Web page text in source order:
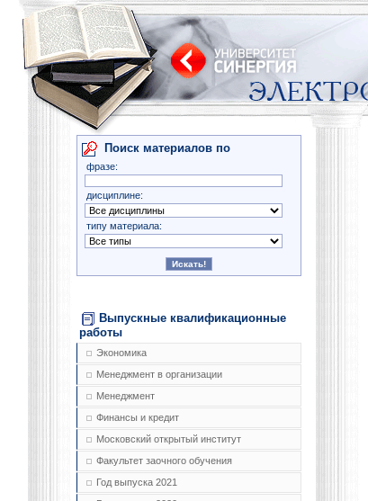
Поиск материалов по
фразе:
дисциплине:
типу материала:
Выпускные квалификационные
работы
Экономика
Менеджмент в организации
Менеджмент
Финансы и кредит
Московский открытый институт
Факультет заочного обучения
Год выпуска 2021